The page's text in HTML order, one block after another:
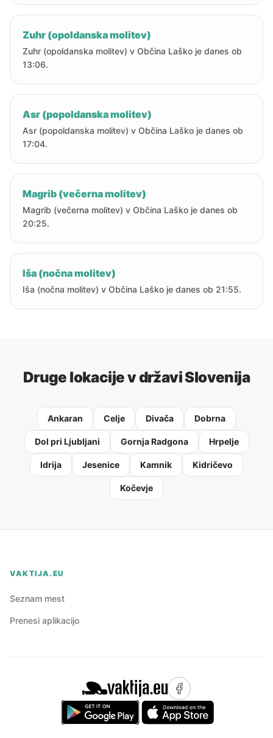
Zuhr (opoldanska molitev)
Zuhr (opoldanska molitev) v Občina Laško je danes ob
13:06.
Asr (popoldanska molitev)
Asr (popoldanska molitev) v Občina Laško je danes ob
17:04.
Magrib (večerna molitev)
Magrib (večerna molitev) v Občina Laško je danes ob
20:25.
Iša (nočna molitev)
Iša (nočna molitev) v Občina Laško je danes ob 21:55.
Druge lokacije v državi Slovenija
Ankaran Celje Divača Dobrna
Dol pri Ljubljani Gornja Radgona Hrpelje
Idrija Jesenice Kamnik Kidričevo
Kočevje
VAKTIJA.EU
Seznam mest
Prenesi aplikacijo